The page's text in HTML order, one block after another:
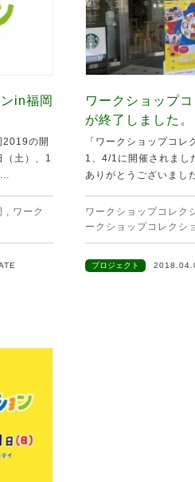
in福岡
2019の開
土）、1
, ワーク
ワークショップ
が終了しました。
「ワークショップコ
1、4/1に開催されまし
ありがとうございま
ワークショップコレク
ークショップコレクシ
プロジェクト